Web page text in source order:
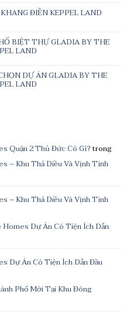
ĐIỀN KEPPEL LAND
BIỆT THỰ GLADIA BY THE
LAND
DỰ ÁN GLADIA BY THE
LAND
Quận 2 Thủ Đức Có Gì?trong
– Khu Thả Diều Và Vịnh Tình
– Khu Thả Diều Và Vịnh Tình
Dự Án Có Tiện Ích Dẫn
Dự Án Có Tiện Ích Dẫn Đầu
Phố Mới Tại Khu Đông